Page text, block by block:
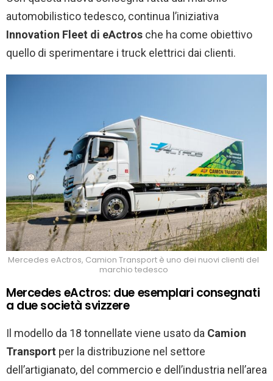
automobilistico tedesco, continua l’iniziativa
Innovation Fleet di eActros che ha come obiettivo
quello di sperimentare i truck elettrici dai clienti.
Mercedes eActros, Camion Transport è uno dei nuovi clienti del
marchio tedesco
Mercedes eActros: due esemplari consegnati
a due società svizzere
Il modello da 18 tonnellate viene usato da Camion
Transport per la distribuzione nel settore
dell’artigianato, del commercio e dell’industria nell’area